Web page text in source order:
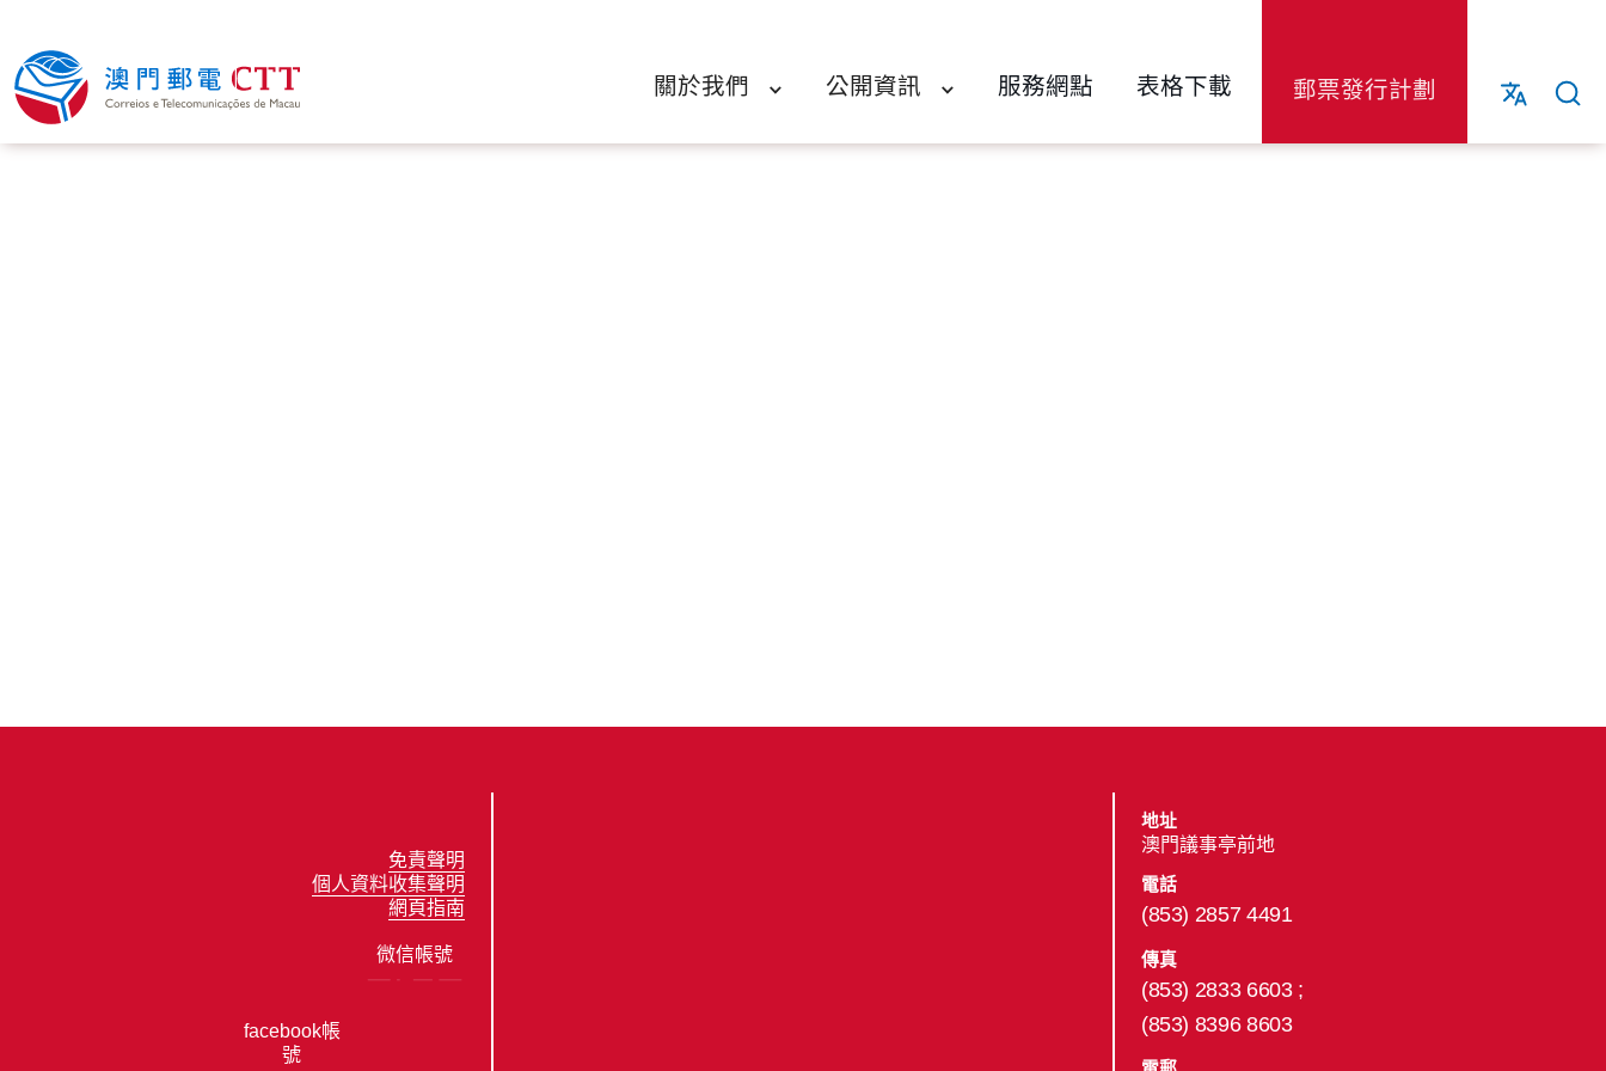
關於我們 公開資訊 服務網點 表格下載 郵票發行計劃
免責聲明
個人資料收集聲明
網頁指南
facebook帳
號
微信帳號
地址
澳門議事亭前地
電話
(853) 2857 4491
傳真
(853) 2833 6603 ;
(853) 8396 8603